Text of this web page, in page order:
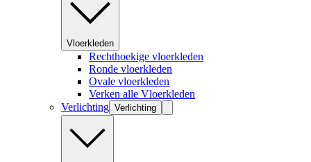
Vloerkleden
Rechthoekige vloerkleden
Ronde vloerkleden
Ovale vloerkleden
Verken alle Vloerkleden
Verlichting Verlichting